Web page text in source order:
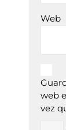
Web
web
vez